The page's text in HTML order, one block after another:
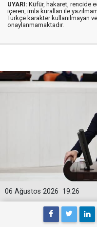
UYARI: Küfür, hakaret, rencide
içeren, imla kuralları ile
Türkçe karakter kullanılmayan
onaylanmamaktadır.
19:26
06 Ağustos 2026